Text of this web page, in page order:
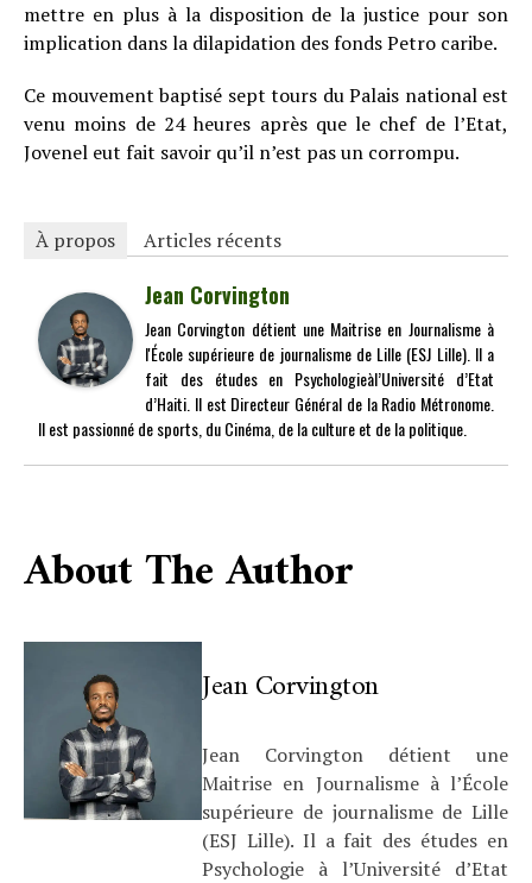
mettre en plus à la disposition de la justice pour son
implication dans la dilapidation des fonds Petro caribe.
Ce mouvement baptisé sept tours du Palais national est
venu moins de 24 heures après que le chef de l’Etat,
Jovenel eut fait savoir qu’il n’est pas un corrompu.
À propos Articles récents
Jean Corvington
Jean Corvington détient une Maitrise en Journalisme à
l'École supérieure de journalisme de Lille (ESJ Lille). Il a
fait des études en Psychologieàl’Université d’Etat
d’Haiti. Il est Directeur Général de la Radio Métronome.
Il est passionné de sports, du Cinéma, de la culture et de la politique.
About The Author
Jean Corvington
Jean Corvington détient une
Maitrise en Journalisme à l’École
supérieure de journalisme de Lille
(ESJ Lille). Il a fait des études en
Psychologie à l’Université d’Etat